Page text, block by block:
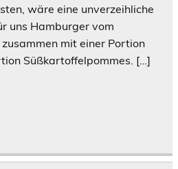
wäre eine unverzeihliche
uns Hamburger vom
mit einer Portion
Süßkartoffelpommes. […]